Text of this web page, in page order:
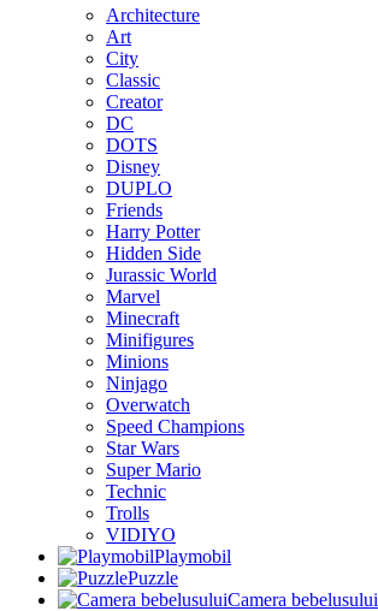
Architecture
Art
City
Classic
Creator
DC
DOTS
Disney
DUPLO
Friends
Harry Potter
Hidden Side
Jurassic World
Marvel
Minecraft
Minifigures
Minions
Ninjago
Overwatch
Speed Champions
Star Wars
Super Mario
Technic
Trolls
VIDIYO
Playmobil
Puzzle
Camera bebelusului